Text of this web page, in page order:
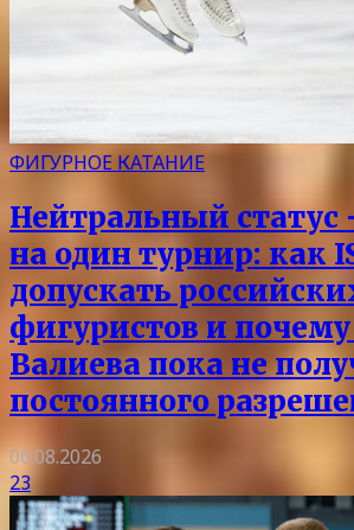
ФИГУРНОЕ КАТАНИЕ
Нейтральный статус
на один турнир: как
допускать
фигуристов и
Валиева пока не
постоянного
06.08.2026
23